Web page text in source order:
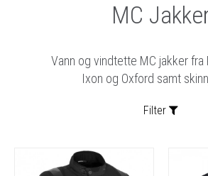
KONTAKT OSS
MC
Vann og vindtette MC jakker fra
Ixon og Oxford samt
Filter